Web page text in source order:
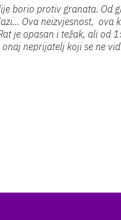
borio protiv granata. Od
Ova neizvjesnost, ova
je opasan i težak, ali od
neprijatelj koji se ne